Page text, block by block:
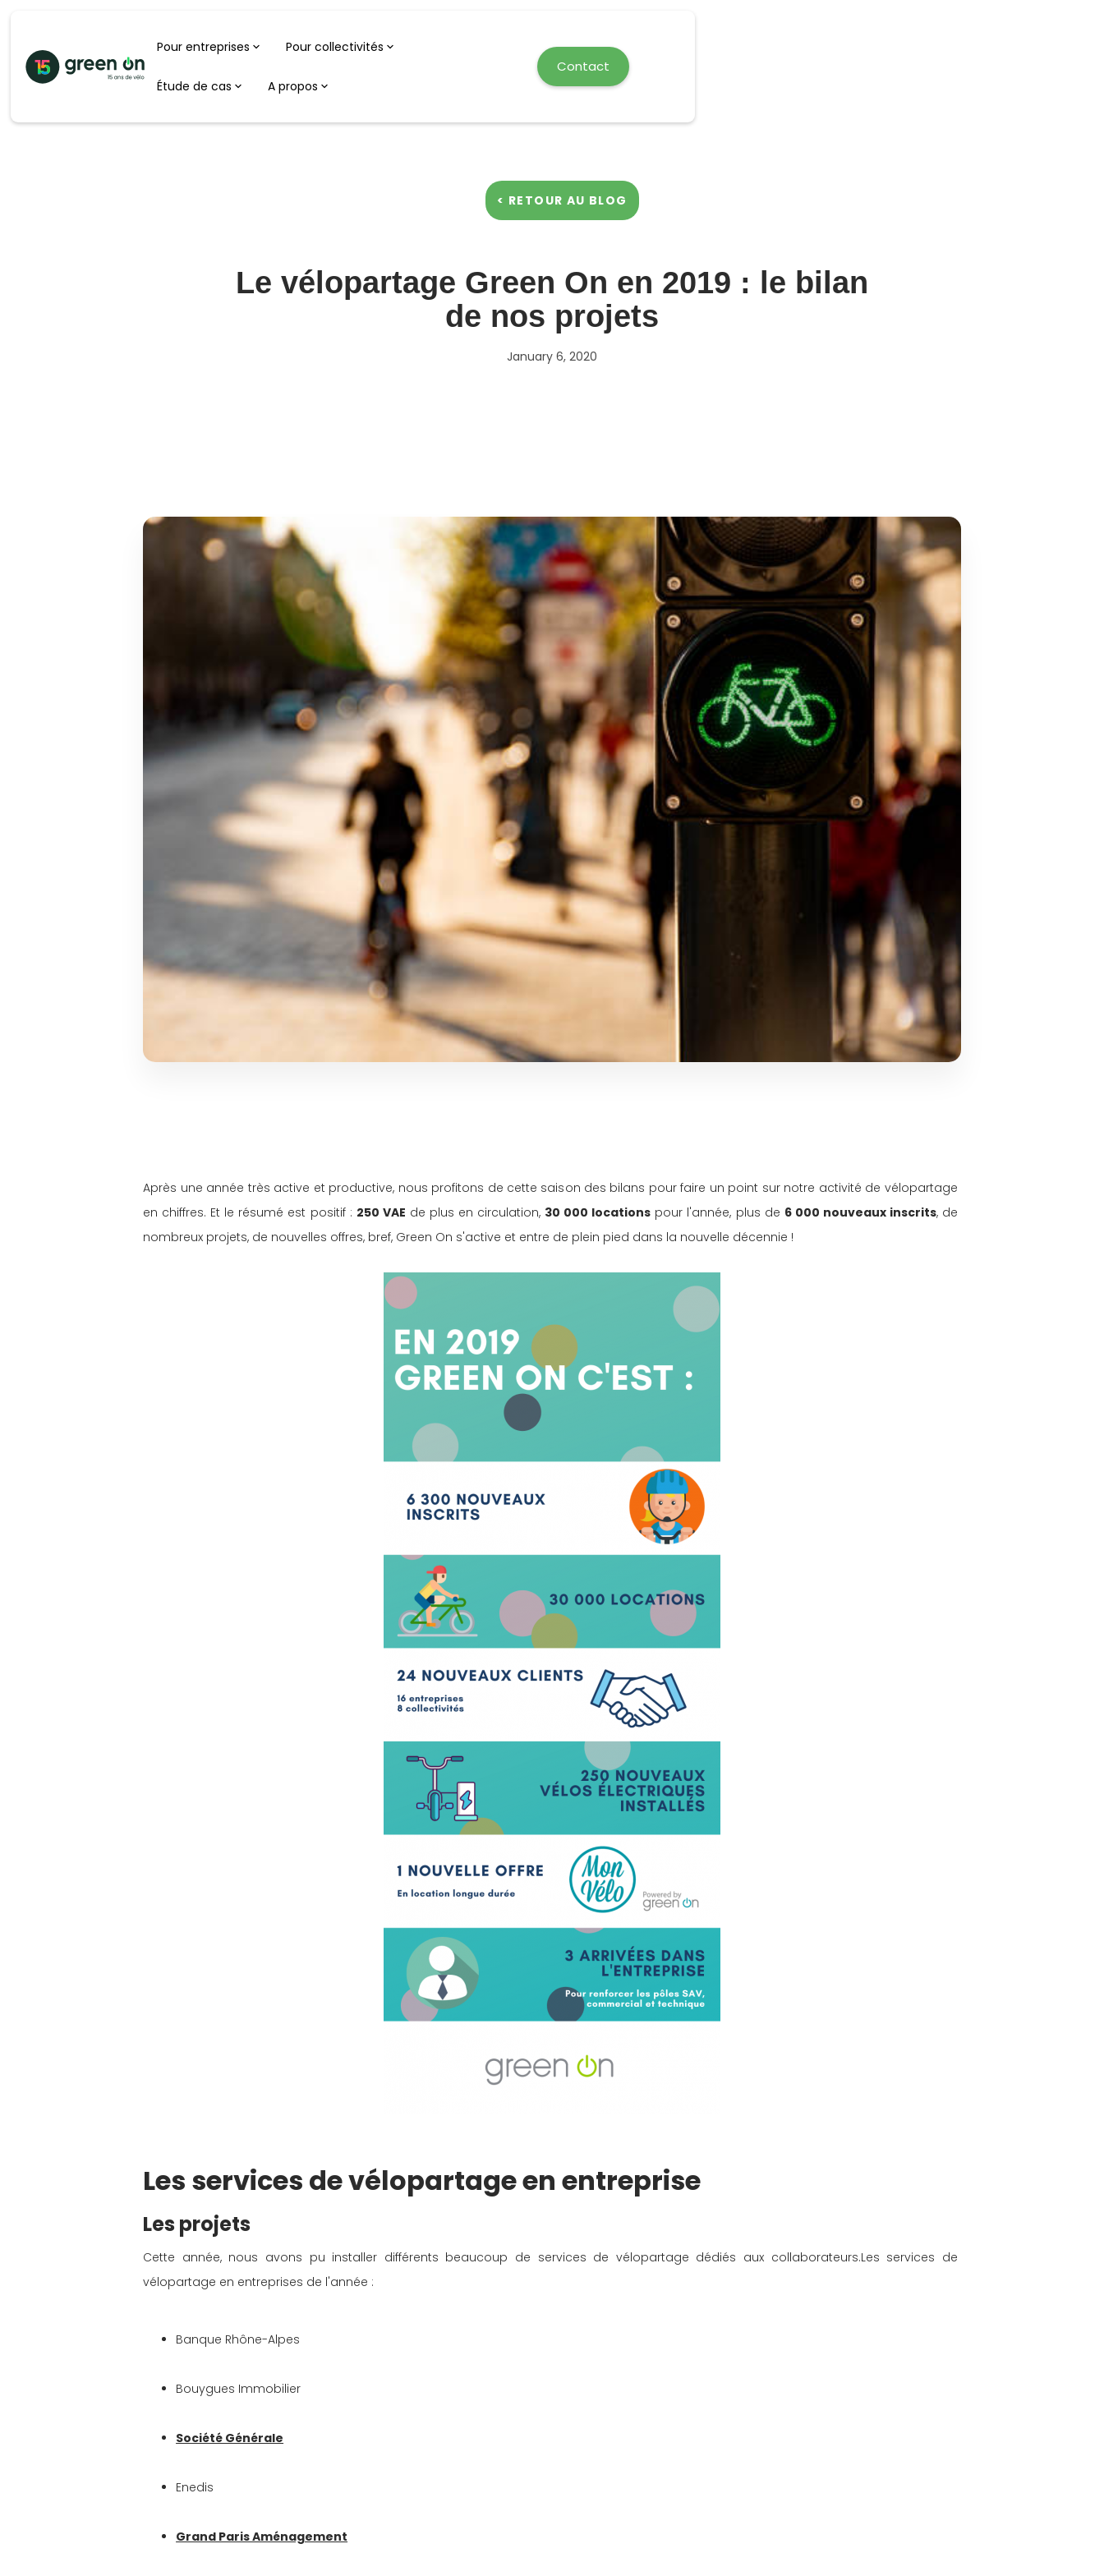
Pour entreprises Pour collectivités
Étude de cas A propos
Contact
< RETOUR AU BLOG
Le vélopartage Green On en 2019 : le bilan
de nos projets
January 6, 2020
Après une année très active et productive, nous profitons de cette saison des bilans pour faire un point sur notre activité de vélopartage
en chiffres. Et le résumé est positif : 250 VAE de plus en circulation, 30 000 locations pour l'année, plus de 6 000 nouveaux inscrits, de
nombreux projets, de nouvelles offres, bref, Green On s'active et entre de plein pied dans la nouvelle décennie !
Les services de vélopartage en entreprise
Les projets
Cette année, nous avons pu installer différents beaucoup de services de vélopartage dédiés aux collaborateurs.Les services de
vélopartage en entreprises de l'année :
Banque Rhône-Alpes
Bouygues Immobilier
Société Générale
Enedis
Grand Paris Aménagement